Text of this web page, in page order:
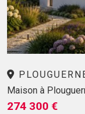
Maison à
274 300 €